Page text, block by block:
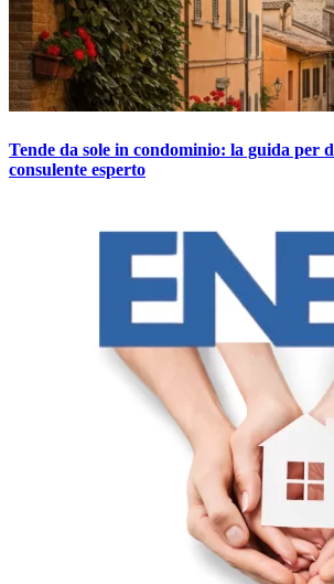
Tende da sole in condominio: la guida per
consulente esperto